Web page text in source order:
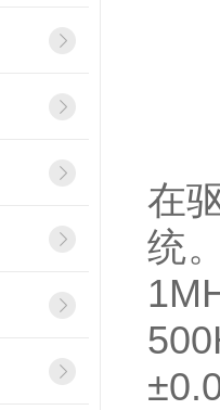
在
统